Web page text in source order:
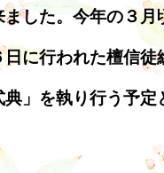
した。今年の３
に行われた檀信徒
」を執り行う予定